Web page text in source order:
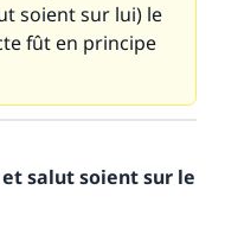
soient sur lui) le
fût en principe
salut soient sur le